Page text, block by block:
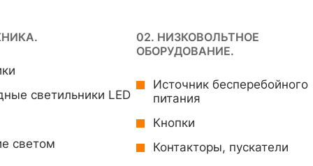
светильники LED
светом
02. НИЗКОВОЛЬТНОЕ
ОБОРУДОВАНИЕ.
Источник бесперебойного
питания
Кнопки
Контакторы, пускатели